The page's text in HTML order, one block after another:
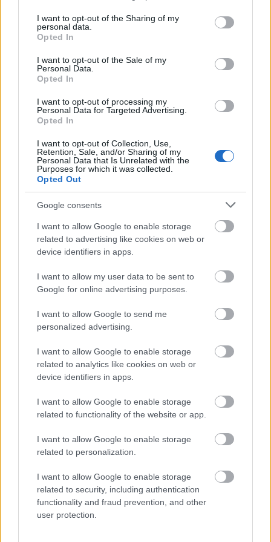
not limited to your visit or usage behaviour. You may click to
grant or deny consent to Google and its third-party tags to
use your data for below specified purposes in below Google
consent section.
I want to opt-out of the Sharing of my
personal data.
Opted In
I want to opt-out of the Sale of my
Personal Data.
Opted In
I want to opt-out of processing my
Personal Data for Targeted Advertising.
Opted In
I want to opt-out of Collection, Use,
Retention, Sale, and/or Sharing of my
Personal Data that Is Unrelated with the
Purposes for which it was collected.
Opted Out
Google consents
I want to allow Google to enable storage
related to advertising like cookies on web or
device identifiers in apps.
I want to allow my user data to be sent to
Google for online advertising purposes.
I want to allow Google to send me
personalized advertising.
I want to allow Google to enable storage
related to analytics like cookies on web or
device identifiers in apps.
I want to allow Google to enable storage
related to functionality of the website or app.
I want to allow Google to enable storage
related to personalization.
I want to allow Google to enable storage
related to security, including authentication
functionality and fraud prevention, and other
user protection.
Η ψηφιακή κάρτα χρησιμοποιείται αποκλειστικά
για συναλλαγές με επιχειρήσεις που πληρούν
σωρευτικά τις ακόλουθες προϋποθέσεις:
(POS), δραστηριοποιούνται στους επιλέξιμους
κλάδους τουρισμού και μεταφορών και εδρεύουν
σε περιοχές των Δήμων Χίου και Κυθήρων με τους
προβλεπόμενους ταχυδρομικούς κώδικες.
Η υλοποίηση της δράσης γίνεται από την Εθνικό
Δίκτυο Υποδομών Τεχνολογίας και Έρευνας
(ΕΔΥΤΕ Α.Ε.), υπό την εποπτεία του Υπουργείου